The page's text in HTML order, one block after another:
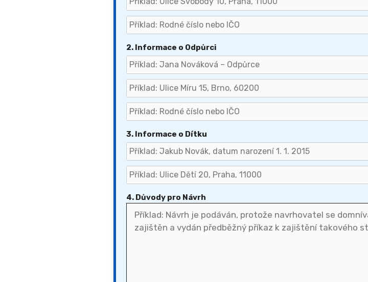
2. Informace o Odpůrci
3. Informace o Dítku
4. Důvody pro Návrh